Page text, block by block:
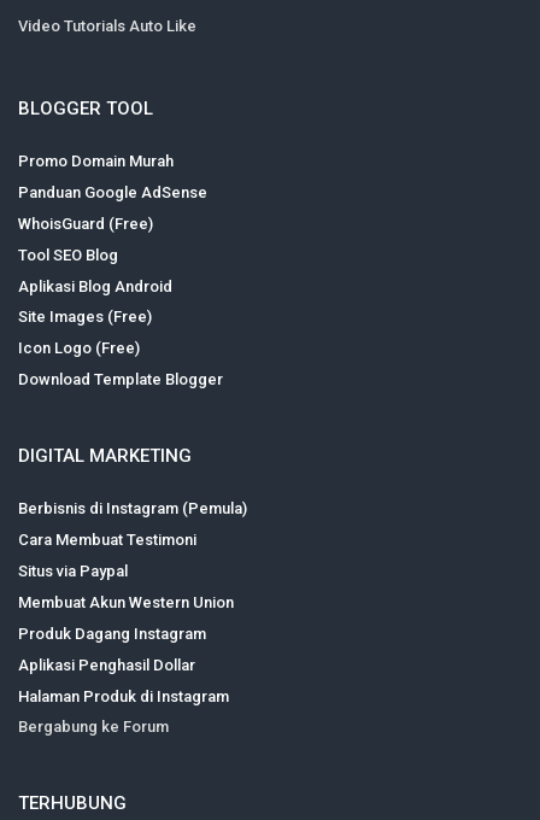
Video Tutorials Auto Like
BLOGGER TOOL
Promo Domain Murah
Panduan Google AdSense
WhoisGuard (Free)
Tool SEO Blog
Aplikasi Blog Android
Site Images (Free)
Icon Logo (Free)
Download Template Blogger
DIGITAL MARKETING
Berbisnis di Instagram (Pemula)
Cara Membuat Testimoni
Situs via Paypal
Membuat Akun Western Union
Produk Dagang Instagram
Aplikasi Penghasil Dollar
Halaman Produk di Instagram
Bergabung ke Forum
TERHUBUNG